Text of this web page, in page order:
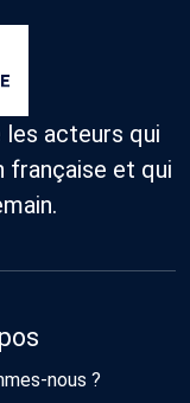
acteurs qui
française et qui
nous ?